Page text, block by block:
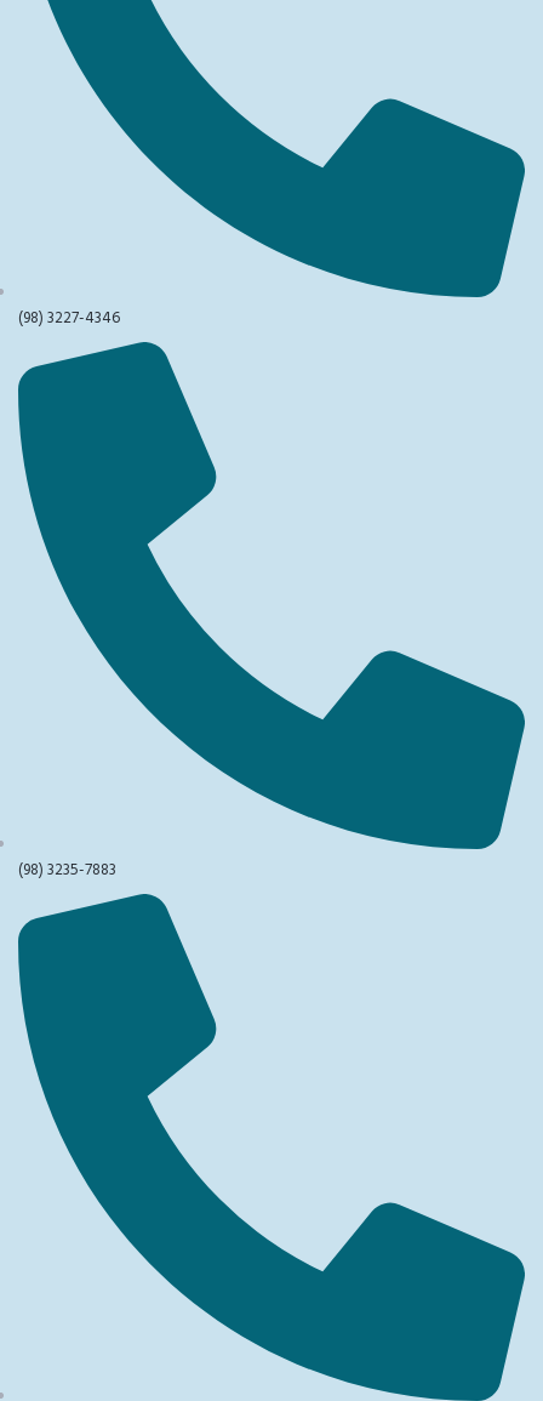
(98) 3227-4346
(98) 3235-7883